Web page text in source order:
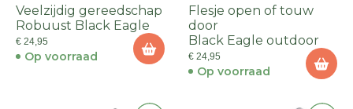
Veelzijdig gereedschap
Robuust Black Eagle
€ 24,95
Op voorraad
Flesje open of touw
door
Black Eagle outdoor
€ 24,95
Op voorraad